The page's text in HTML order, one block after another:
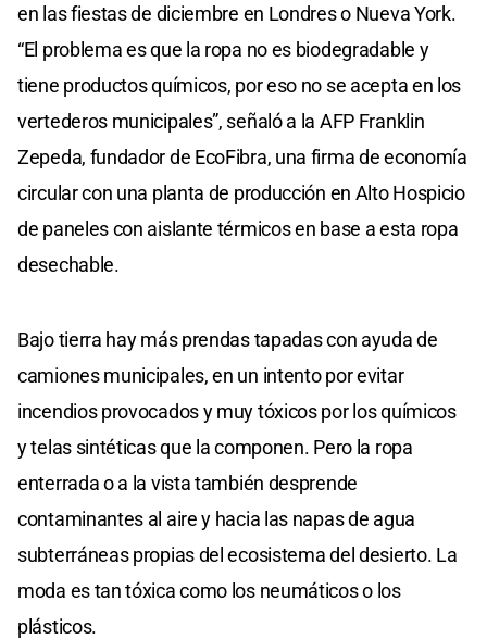
en las fiestas de diciembre en Londres o Nueva York.
“El problema es que la ropa no es biodegradable y
tiene productos químicos, por eso no se acepta en los
vertederos municipales”, señaló a la AFP Franklin
Zepeda, fundador de EcoFibra, una firma de economía
circular con una planta de producción en Alto Hospicio
de paneles con aislante térmicos en base a esta ropa
desechable.
Bajo tierra hay más prendas tapadas con ayuda de
camiones municipales, en un intento por evitar
incendios provocados y muy tóxicos por los químicos
y telas sintéticas que la componen. Pero la ropa
enterrada o a la vista también desprende
contaminantes al aire y hacia las napas de agua
subterráneas propias del ecosistema del desierto. La
moda es tan tóxica como los neumáticos o los
plásticos.